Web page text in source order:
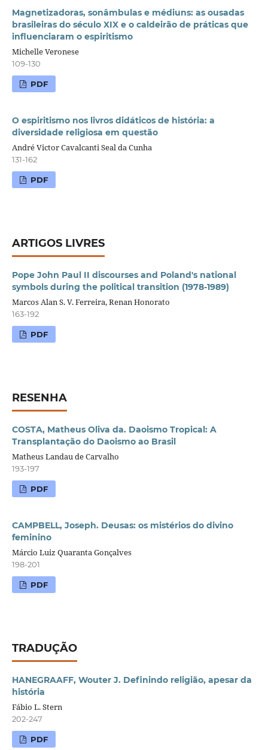
Magnetizadoras, sonâmbulas e médiuns: as ousadas
brasileiras do século XIX e o caldeirão de práticas que
influenciaram o espiritismo
Michelle Veronese
109-130
PDF
O espiritismo nos livros didáticos de história: a
diversidade religiosa em questão
André Victor Cavalcanti Seal da Cunha
131-162
PDF
ARTIGOS LIVRES
Pope John Paul II discourses and Poland's national
symbols during the political transition (1978-1989)
Marcos Alan S. V. Ferreira, Renan Honorato
163-192
PDF
RESENHA
COSTA, Matheus Oliva da. Daoismo Tropical: A
Transplantação do Daoismo ao Brasil
Matheus Landau de Carvalho
193-197
PDF
CAMPBELL, Joseph. Deusas: os mistérios do divino
feminino
Márcio Luiz Quaranta Gonçalves
198-201
PDF
TRADUÇÃO
HANEGRAAFF, Wouter J. Definindo religião, apesar da
história
Fábio L. Stern
202-247
PDF